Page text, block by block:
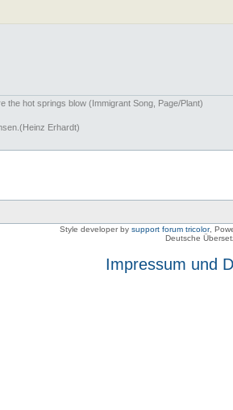
the hot springs blow (Immigrant Song, Page/Plant)
Erhardt)
Style developer by support forum tricolor,
Deutsche
Impressum und